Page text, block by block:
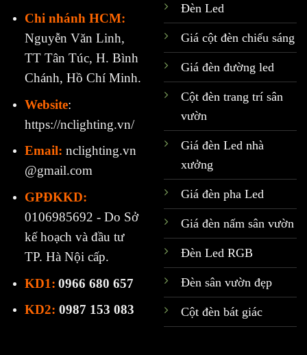
Chi nhánh HCM:
Nguyễn Văn Linh,
TT Tân Túc, H. Bình
Chánh, Hồ Chí Minh.
Website:
https://nclighting.vn/
Email: nclighting.vn
@gmail.com
GPĐKKD:
0106985692 - Do Sở
kế hoạch và đầu tư
TP. Hà Nội cấp.
KD1: 0966 680 657
KD2: 0987 153 083
Đèn Led
Giá cột đèn chiếu sáng
Giá đèn đường led
Cột đèn trang trí sân
vườn
Giá đèn Led nhà
xưởng
Giá đèn pha Led
Giá đèn nấm sân vườn
Đèn Led RGB
Đèn sân vườn đẹp
Cột đèn bát giác